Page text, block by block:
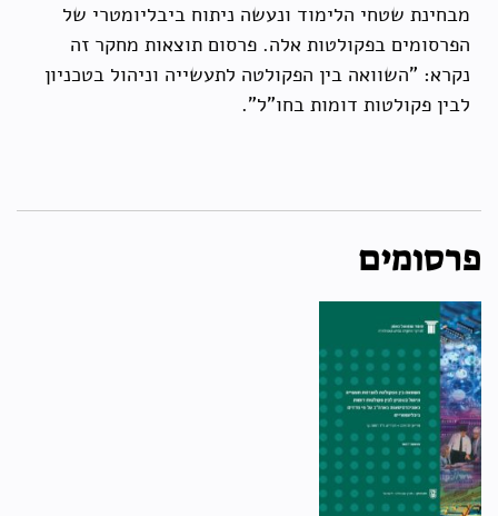
מבחינת שטחי הלימוד ונעשה ניתוח ביבליומטרי של
הפרסומים בפקולטות אלה. פרסום תוצאות מחקר זה
נקרא: "השוואה בין הפקולטה לתעשייה וניהול בטכניון
לבין פקולטות דומות בחו"ל".
פרסומים